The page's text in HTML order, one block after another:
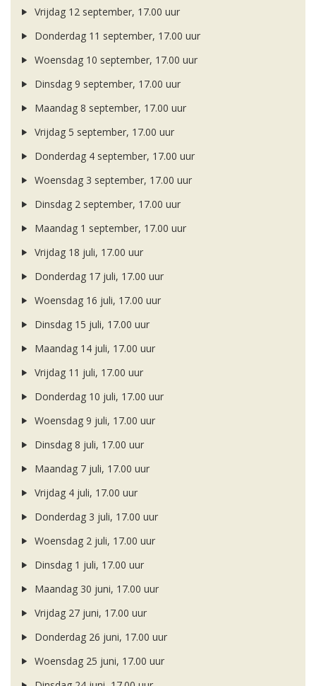
Vrijdag 12 september, 17.00 uur
Donderdag 11 september, 17.00 uur
Woensdag 10 september, 17.00 uur
Dinsdag 9 september, 17.00 uur
Maandag 8 september, 17.00 uur
Vrijdag 5 september, 17.00 uur
Donderdag 4 september, 17.00 uur
Woensdag 3 september, 17.00 uur
Dinsdag 2 september, 17.00 uur
Maandag 1 september, 17.00 uur
Vrijdag 18 juli, 17.00 uur
Donderdag 17 juli, 17.00 uur
Woensdag 16 juli, 17.00 uur
Dinsdag 15 juli, 17.00 uur
Maandag 14 juli, 17.00 uur
Vrijdag 11 juli, 17.00 uur
Donderdag 10 juli, 17.00 uur
Woensdag 9 juli, 17.00 uur
Dinsdag 8 juli, 17.00 uur
Maandag 7 juli, 17.00 uur
Vrijdag 4 juli, 17.00 uur
Donderdag 3 juli, 17.00 uur
Woensdag 2 juli, 17.00 uur
Dinsdag 1 juli, 17.00 uur
Maandag 30 juni, 17.00 uur
Vrijdag 27 juni, 17.00 uur
Donderdag 26 juni, 17.00 uur
Woensdag 25 juni, 17.00 uur